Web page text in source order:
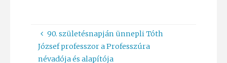
90. születésnapján ünnepli Tóth
József professzor a Professzúra
névadója és alapítója